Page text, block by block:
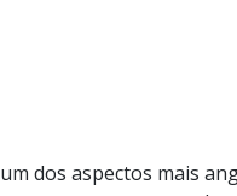
dos aspectos mais